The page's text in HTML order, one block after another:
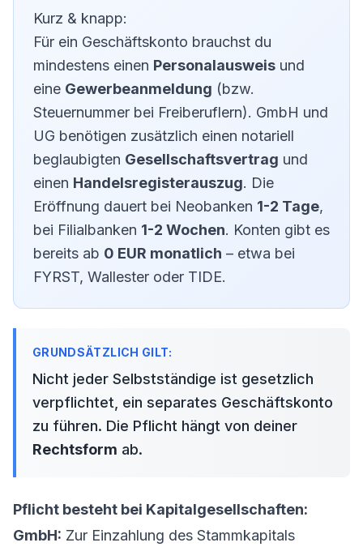
Kurz & knapp:
Für ein Geschäftskonto brauchst du
mindestens einen Personalausweis und
eine Gewerbeanmeldung (bzw.
Steuernummer bei Freiberuflern). GmbH und
UG benötigen zusätzlich einen notariell
beglaubigten Gesellschaftsvertrag und
einen Handelsregisterauszug. Die
Eröffnung dauert bei Neobanken 1-2 Tage,
bei Filialbanken 1-2 Wochen. Konten gibt es
bereits ab 0 EUR monatlich – etwa bei
FYRST, Wallester oder TIDE.
Nicht jeder Selbstständige ist gesetzlich
verpflichtet, ein separates Geschäftskonto
zu führen. Die Pflicht hängt von deiner
Rechtsform ab.
Pflicht besteht bei Kapitalgesellschaften:
GmbH: Zur Einzahlung des Stammkapitals